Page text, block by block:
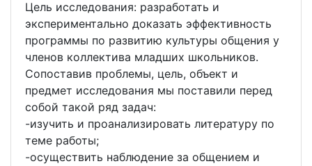
Цель исследования: разработать и
экспериментально доказать эффективность
программы по развитию культуры общения у
членов коллектива младших школьников.
Сопоставив проблемы, цель, объект и
предмет исследования мы поставили перед
собой такой ряд задач:
-изучить и проанализировать литературу по
теме работы;
-осуществить наблюдение за общением и